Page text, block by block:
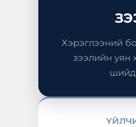
Хэрэглээний
зээлийн уян